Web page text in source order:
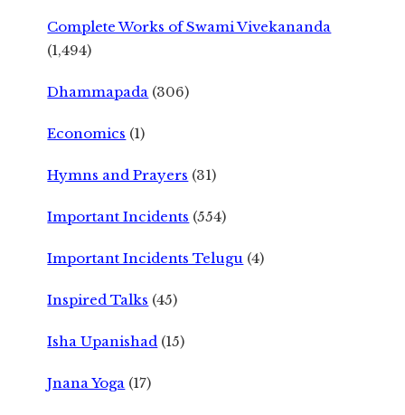
Complete Works of Swami Vivekananda
(1,494)
Dhammapada (306)
Economics (1)
Hymns and Prayers (31)
Important Incidents (554)
Important Incidents Telugu (4)
Inspired Talks (45)
Isha Upanishad (15)
Jnana Yoga (17)